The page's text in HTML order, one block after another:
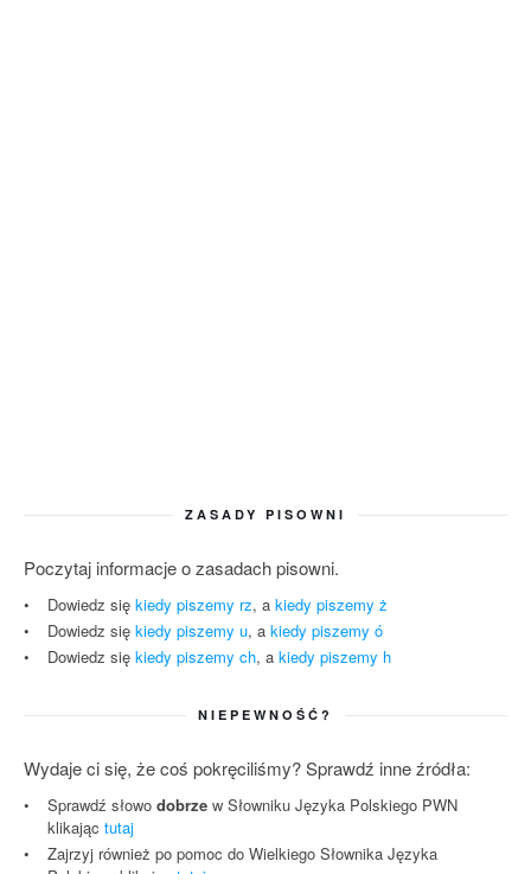
ZASADY PISOWNI
Poczytaj informacje o zasadach pisowni.
Dowiedz się kiedy piszemy rz, a kiedy piszemy ż
Dowiedz się kiedy piszemy u, a kiedy piszemy ó
Dowiedz się kiedy piszemy ch, a kiedy piszemy h
NIEPEWNOŚĆ?
Wydaje ci się, że coś pokręciliśmy? Sprawdź inne źródła:
Sprawdź słowo dobrze w Słowniku Języka Polskiego PWN
klikając tutaj
Zajrzyj również po pomoc do Wielkiego Słownika Języka